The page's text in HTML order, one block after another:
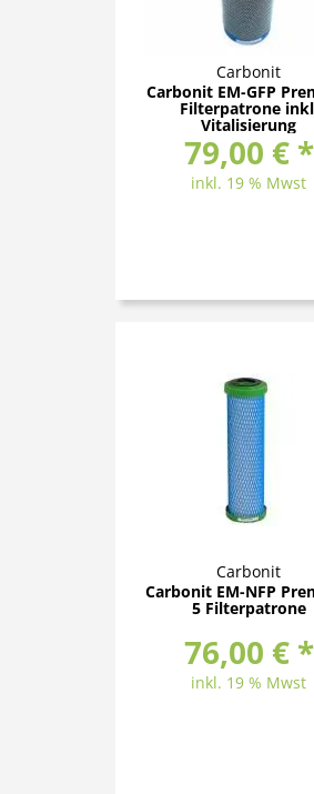
Carbonit
Carbonit EM-GFP
Filterpatrone
Vitalisierung
79,00 € *
inkl. 19 % Mwst
Carbonit
Carbonit EM-NFP
5 Filterpatrone
76,00 € *
inkl. 19 % Mwst